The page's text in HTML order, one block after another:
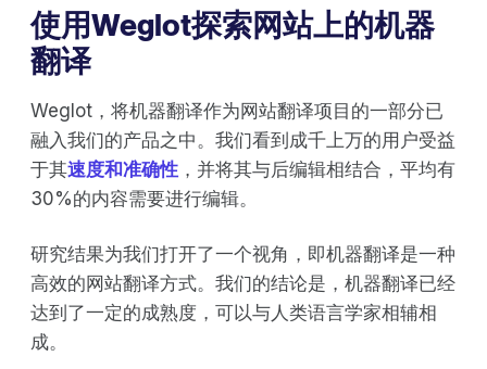
使用Weglot探索网站上的机器
翻译
Weglot，将机器翻译作为网站翻译项目的一部分已
融入我们的产品之中。我们看到成千上万的用户受益
于其速度和准确性 ，并将其与后编辑相结合，平均有
30%的内容需要进行编辑。
研究结果为我们打开了一个视角，即机器翻译是一种
高效的网站翻译方式。我们的结论是，机器翻译已经
达到了一定的成熟度，可以与人类语言学家相辅相
成。